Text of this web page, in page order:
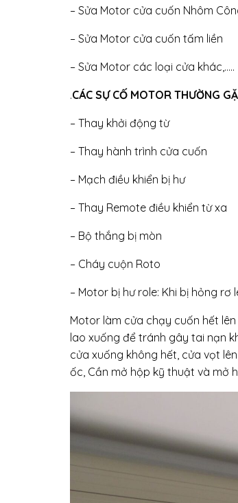
– Sửa Motor cửa cuốn Nhôm
– Sửa Motor cửa cuốn tấm liền
– Sửa Motor các loại cửa khác,…..
.CÁC SỰ CỐ MOTOR THƯỜNG
– Thay khởi động từ
– Thay hành trình cửa cuốn
– Mạch điều khiển bị hư
– Thay Remote điều khiển từ xa
– Bộ thắng bị mòn
– Cháy cuộn Roto
– Motor bị hư role: Khi bị hỏng
Motor làm cửa chạy cuốn hết
lao xuống để tránh gây tai nạn
cửa xuống không hết, cửa vọt
ốc, Cần mở hộp kỹ thuật và mở